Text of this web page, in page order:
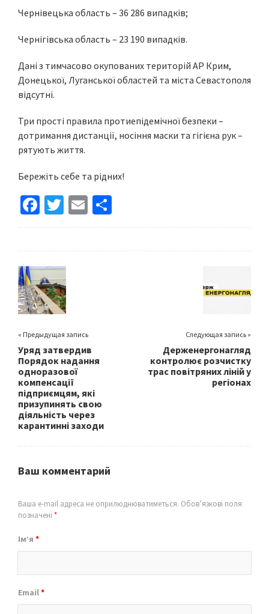
Чернівецька область – 36 286 випадків;
Чернігівська область – 23 190 випадків.
Дані з тимчасово окупованих територій АР Крим,
Донецької, Луганської областей та міста Севастополя
відсутні.
Три прості правила протиепідемічної безпеки –
дотримання дистанції, носіння маски та гігієна рук –
рятують життя.
Бережіть себе та рідних!
Fa
ce
o
o
k
T
wi
er
E
m h
« Предыдущая запись
Уряд затвердив
Порядок надання
одноразової
компенсації
підприємцям, які
призупинять свою
діяльність через
карантинні заходи
Следующая запись »
Держенергонагляд
контролює розчистку
трас повітряних ліній у
регіонах
Ваш комментарий
Ваша e-mail адреса не оприлюднюватиметься. Обов’язкові поля
позначені *
Ім’я *
Email*